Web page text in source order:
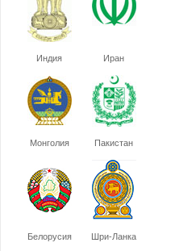
Индия Иран
Монголия Пакистан
Белорусия Шри-Ланка